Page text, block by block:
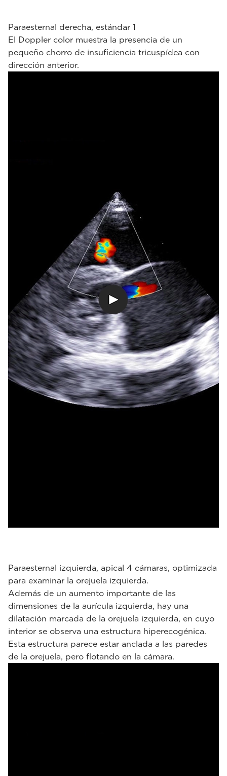
Paraesternal derecha, estándar 1
El Doppler color muestra la presencia de un
pequeño chorro de insuficiencia tricuspídea con
dirección anterior.
Paraesternal izquierda, apical 4 cámaras, optimizada
para examinar la orejuela izquierda.
Además de un aumento importante de las
dimensiones de la aurícula izquierda, hay una
dilatación marcada de la orejuela izquierda, en cuyo
interior se observa una estructura hiperecogénica.
Esta estructura parece estar anclada a las paredes
de la orejuela, pero flotando en la cámara.